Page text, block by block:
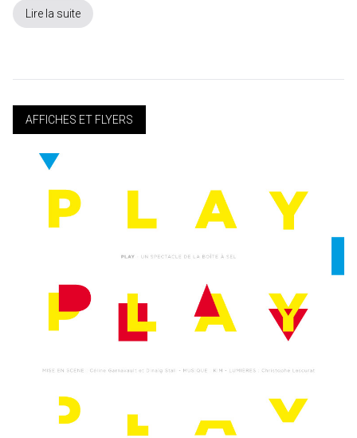
Lire la suite
AFFICHES ET FLYERS